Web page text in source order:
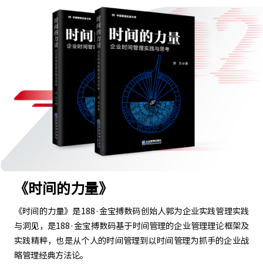
《时间的力量》
《时间的力量》是188·金宝搏数码创始人郭为企业实践管理实践
与洞见，是188·金宝搏数码基于时间管理的企业管理理论框架及
实践精粹，也是从个人的时间管理到以时间管理为抓手的企业战
略管理经典方法论。